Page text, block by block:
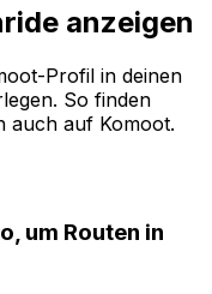
anzeigen
Profil in deinen
So finden
auch auf Komoot.
um Routen in